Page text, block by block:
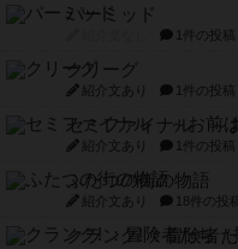
パーミッド
1件の投稿
クリーグ
紹介文あり 1件の投稿
セミファイナル ～
紹介文あり 1件の投稿
ふたつの街の物語
紹介文あり 18件の投稿
クランク! ：冒険者た